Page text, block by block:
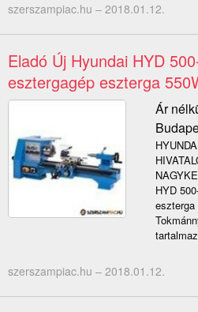
szerszampiac.hu – 2018.01.12.
Eladó Új Hyundai HYD
esztergagép eszterga
Ár
HYD
eszterga
szerszampiac.hu – 2018.01.12.